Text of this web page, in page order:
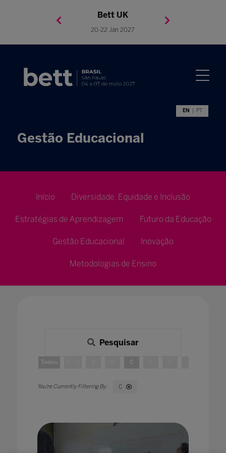
Bett UK
20-22 Jan 2027
Bett Brasil
05-08 Mai 2026
Bett Asia
23-24 Setembro 2026
Bett USA
8-10 November 2027
EN PT
Gestão Educacional
Início Diversidade, Equidade e Inclusão
Estratégias de Aprendizagem Futuro da Educação
Gestão Educacional Inovação
Metodologias de Ensino
Pesquisar
Todos C
C